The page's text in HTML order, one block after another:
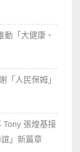
「大健康、
「人民保姆」
Tony 張煌基接
」新篇章